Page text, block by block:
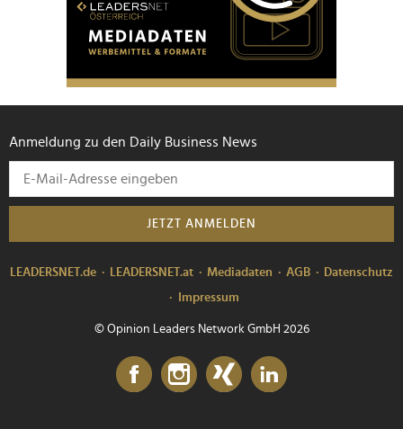
Anmeldung zu den Daily Business News
JETZT ANMELDEN
LEADERSNET.de LEADERSNET.at Mediadaten AGB
Datenschutz
Impressum
© Opinion Leaders Network GmbH 2026